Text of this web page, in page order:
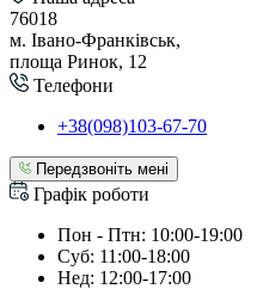
76018
м. Івано-Франківськ,
площа Ринок, 12
Телефони
+38(098)103-67-70
Передзвоніть мені
Графік роботи
Пон - Птн: 10:00-19:00
Суб: 11:00-18:00
Нед: 12:00-17:00